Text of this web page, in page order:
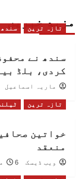
مزید خبریں
تازہ ترین سندھ
سندھ نے
کردی، بلڈ
ماریہ اسماعیل
تازہ ترین
خواتین
منعقد
ویب ڈیسک 6 مہینے ago